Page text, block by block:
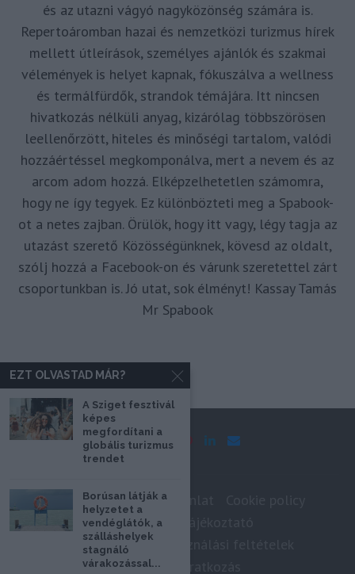
és az utazni vágyó nagyközönség számára is.
Repertoáromban hazai és nemzetközi turizmus hírek
mellett útleírások, személyes ajánlók és szakmai
vélemények is helyet kapnak, fókuszálva a wellness
és termálfürdők, strandok témájára. Itt nincsen
hivatkozás nélküli anyag, kizárólag többszörösen
leellenőrzött, hiteles és minőségi tartalom, valódi
hozzáértéssel megkomponálva, mert a nevem és az
arcom adom hozzá. Elképzelhetetlen számomra,
hogy ne így tegyek. Ez különbözteti meg a Spabook-
ot a netes zajban. Örülök, hogy itt vagy, légy tagja az
utazást szerető Közösségünknek, kövesd az oldalt,
szólj hozzá a Facebook-on és várunk szeretettel zárt
csoportunkban is. Jó utat, sok élményt! Kassay Tamás
Mr Spabook
Impresszum Médiaajánlat
Adatkezelési tájékoztató
Szerzői jogok, felhasználási feltételek
Hírlevél feliratkozás
EZT OLVASTAD MÁR?
A Sziget fesztivál
képes
megfordítani a
globális turizmus
trendet
Borúsan látják a
helyzetet a
vendéglátók, a
szálláshelyek
stagnáló
várakozással...